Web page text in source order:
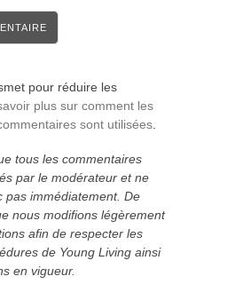
pour réduire les
plus sur comment les
sont utilisées.
tous les commentaires
par le modérateur et ne
pas immédiatement. De
nous modifions légèrement
afin de respecter les
de Young Living ainsi
en vigueur.